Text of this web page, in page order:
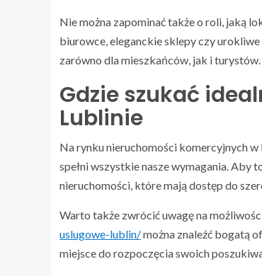
Nie można zapominać także o roli, jaką
biurowce, eleganckie sklepy czy
zarówno dla mieszkańców, jak i turystów.
Gdzie szukać
Lublinie
Na rynku nieruchomości komercyjnych w
spełni wszystkie nasze wymagania. Aby
nieruchomości, które mają dostęp do
Warto także zwrócić uwagę na
uslugowe-lublin/można znaleźć bogatą
miejsce do rozpoczęcia swoich